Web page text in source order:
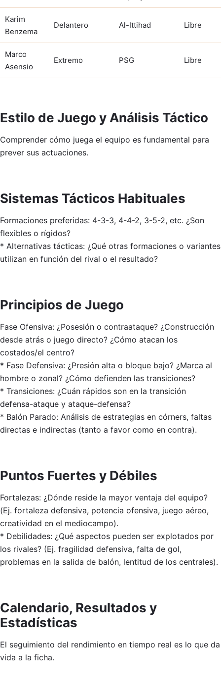
Karim
Benzema
Delantero Al-Ittihad Libre
Marco
Asensio
Extremo PSG Libre
Estilo de Juego y Análisis Táctico
Comprender cómo juega el equipo es fundamental para
prever sus actuaciones.
Sistemas Tácticos Habituales
Formaciones preferidas: 4-3-3, 4-4-2, 3-5-2, etc. ¿Son
flexibles o rígidos?
* Alternativas tácticas: ¿Qué otras formaciones o variantes
utilizan en función del rival o el resultado?
Principios de Juego
Fase Ofensiva: ¿Posesión o contraataque? ¿Construcción
desde atrás o juego directo? ¿Cómo atacan los
costados/el centro?
* Fase Defensiva: ¿Presión alta o bloque bajo? ¿Marca al
hombre o zonal? ¿Cómo defienden las transiciones?
* Transiciones: ¿Cuán rápidos son en la transición
defensa-ataque y ataque-defensa?
* Balón Parado: Análisis de estrategias en córners, faltas
directas e indirectas (tanto a favor como en contra).
Puntos Fuertes y Débiles
Fortalezas: ¿Dónde reside la mayor ventaja del equipo?
(Ej. fortaleza defensiva, potencia ofensiva, juego aéreo,
creatividad en el mediocampo).
* Debilidades: ¿Qué aspectos pueden ser explotados por
los rivales? (Ej. fragilidad defensiva, falta de gol,
problemas en la salida de balón, lentitud de los centrales).
Calendario, Resultados y
Estadísticas
El seguimiento del rendimiento en tiempo real es lo que da
vida a la ficha.